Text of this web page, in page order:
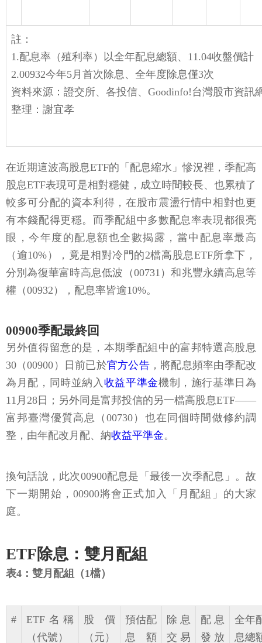
註：
1.配息率（殖利率）以全年配息總額、11.04收盤價計
2.00932今年5月首次除息、全年度除息僅3次
資料來源：證交所、各投信、Goodinfo!台灣股市資訊
整理：謝宜孝
在近期這波高股息ETF的「配息縮水」慘況裡，季配高
股息ETF表現可是相對穩健，成立時間較長、也累積了
較多可分配的資本利得，在股市震盪行情中相對也更
有本錢配得更穩。而季配組中多數配息率表現都很亮
眼，今年度的配息額也全數揭露，當中配息率最高
（逾10%），竟是相對冷門的2檔高股息ETF所拿下，
分別為復華富時高息低波（00731）和兆豐永續高息等
權（00932），配息率皆逾10%。
00900季配最終回
另外值得留意的是，本期季配組中的富邦特選高股息
30（00900）日前已於官方公告，將配息頻率由季配改
為月配，同時並納入 收益平準金機制，施行基準日為
11月28日；另外同是富邦投信的另一檔高股息ETF——
富邦臺灣優質高息（00730）也在同個時間做修約調
整，由年配改月配、納收益平準金。
換句話說，此次00900配息是「最後一次季配息」。故
下一期開始，00900將會正式加入「月配組」的大家
庭。
ETF除息：雙月配組
表4：雙月配組（1檔）
#
ETF名稱
（代號）
股價
（元）
預估配
息額
除息
交易
配息
發放
全年
息總